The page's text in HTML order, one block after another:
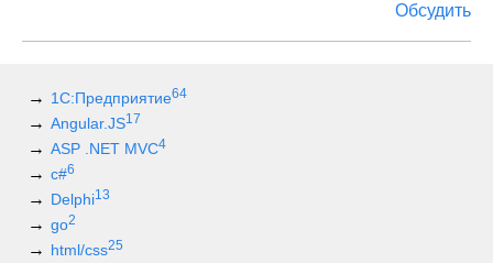
Обсудить
1С:Предприятие64
Angular.JS17
ASP .NET MVC4
c#6
Delphi13
go2
html/css25